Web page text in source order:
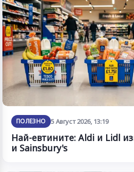
ПОЛЕЗНО 5 Август 2026, 13:19
Най-евтините: Aldi и Lidl
и Sainsbury's